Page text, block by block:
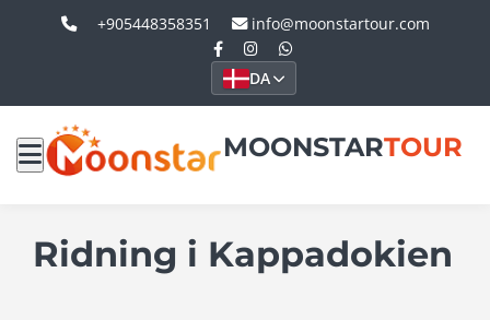
+905448358351 info@moonstartour.com
DA
MOONSTARTOUR
Ridning i Kappadokien